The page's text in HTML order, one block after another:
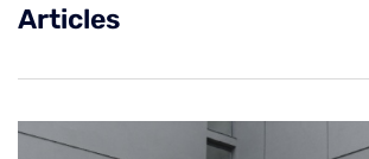
Articles